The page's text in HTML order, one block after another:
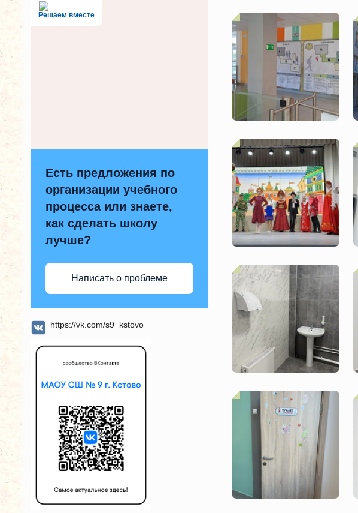
Решаем вместе
Есть предложения по
организации учебного
процесса или знаете,
как сделать школу
лучше?
Написать о проблеме
https://vk.com/s9_kstovo